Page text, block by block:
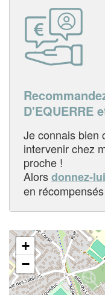
D'EQUERRE
Je connais bien
intervenir chez
proche !
Alorsdonnez-
en
+
−